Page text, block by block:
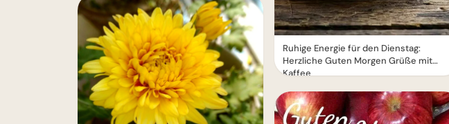
Ruhige Energie für den Dienstag:
Herzliche Guten Morgen Grüße mit
Kaffee